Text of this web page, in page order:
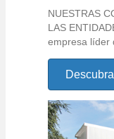
NUESTRAS
LAS
empresa líder
Descubra